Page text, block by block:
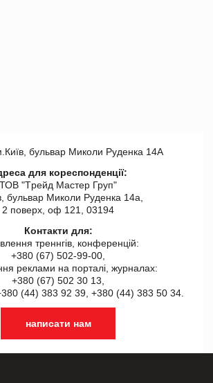
бульвар Миколи Руденка 14А
для кореспонденції:
ТОВ "Tрейд Мастер Груп"
бульвар Миколи Руденка 14а,
2 поверх, оф 121, 03194
Контакти для:
треннгів, конференцій:
+380 (67) 502-99-00,
реклами на порталі, журналах:
+380 (67) 502 30 13,
(44) 383 92 39, +380 (44) 383 50 34.
написати нам